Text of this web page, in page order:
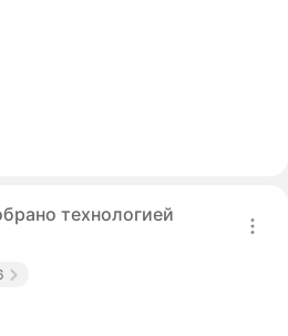
технологией